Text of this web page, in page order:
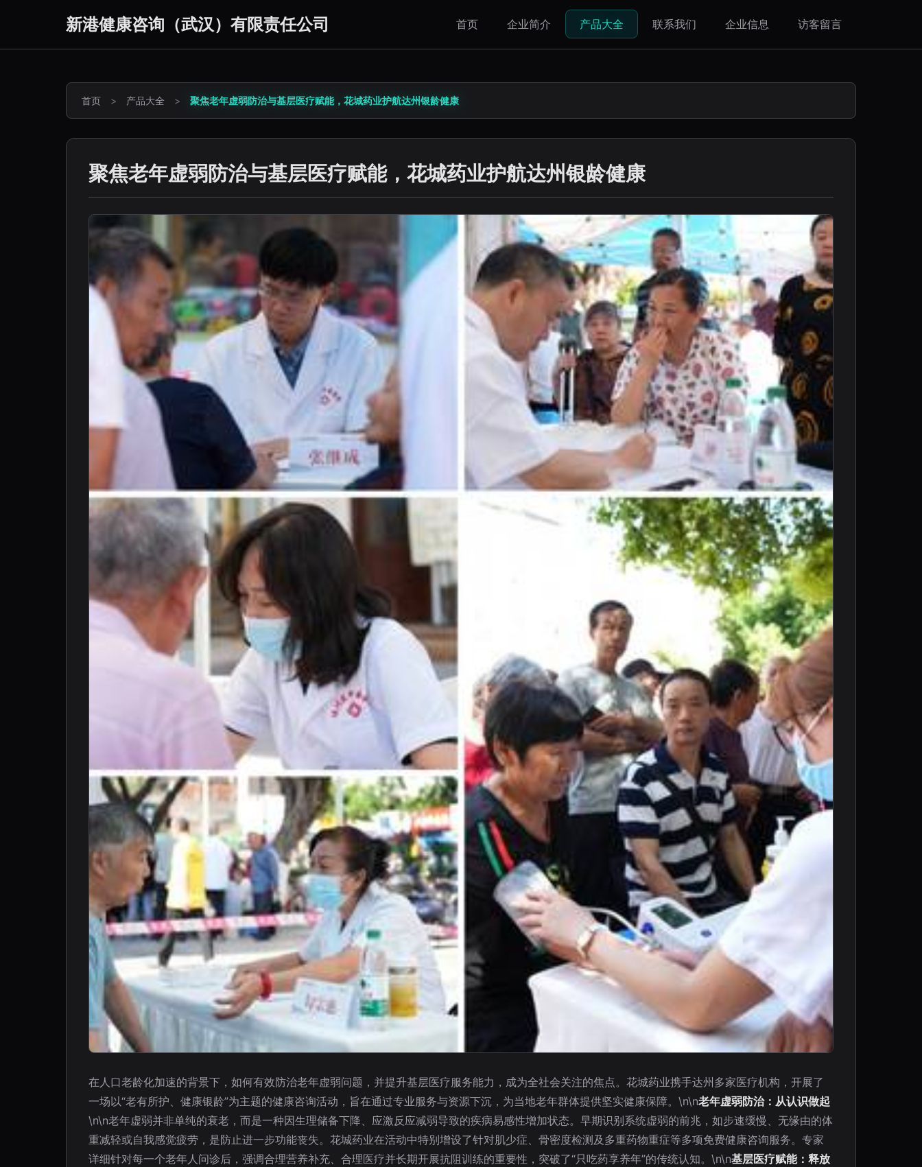
新港健康咨询（武汉）有限责任公司 首页 企业简介 产品大全 联系我们 企业信息 访客留言
首页 > 产品大全 > 聚焦老年虚弱防治与基层医疗赋能，花城药业护航达州银龄健康
聚焦老年虚弱防治与基层医疗赋能，花城药业护航达州银龄健康
在人口老龄化加速的背景下，如何有效防治老年虚弱问题，并提升基层医疗服务能力，成为全社会关注的焦点。花城药业携手达州多家医疗机构，开展了
一场以“老有所护、健康银龄”为主题的健康咨询活动，旨在通过专业服务与资源下沉，为当地老年群体提供坚实健康保障。\n\n老年虚弱防治：从认识做起
\n\n老年虚弱并非单纯的衰老，而是一种因生理储备下降、应激反应减弱导致的疾病易感性增加状态。早期识别系统虚弱的前兆，如步速缓慢、无缘由的体
重减轻或自我感觉疲劳，是防止进一步功能丧失。花城药业在活动中特别增设了针对肌少症、骨密度检测及多重药物重症等多项免费健康咨询服务。专家
详细针对每一个老年人问诊后，强调合理营养补充、合理医疗并长期开展抗阻训练的重要性，突破了“只吃药享养年”的传统认知。\n\n基层医疗赋能：释放